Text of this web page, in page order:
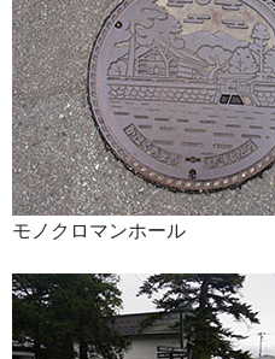
モノクロマンホール